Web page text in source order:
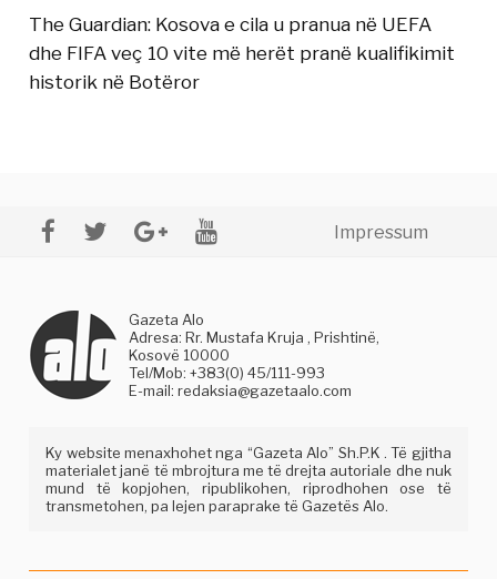
The Guardian: Kosova e cila u pranua në UEFA
dhe FIFA veç 10 vite më herët pranë kualifikimit
historik në Botëror
Impressum
Gazeta Alo
Adresa: Rr. Mustafa Kruja , Prishtinë,
Kosovë 10000
Tel/Mob: +383(0) 45/111-993
E-mail:redaksia@gazetaalo.com
Ky website menaxhohet nga “Gazeta Alo” Sh.P.K . Të gjitha
materialet janë të mbrojtura me të drejta autoriale dhe nuk
mund të kopjohen, ripublikohen, riprodhohen ose të
transmetohen, pa lejen paraprake të Gazetës Alo.